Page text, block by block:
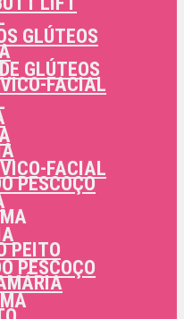
FACIAL
PESCOÇO
PEITO
GLÚTEOS
GLÚTEOS
FACIAL
PESCOÇO